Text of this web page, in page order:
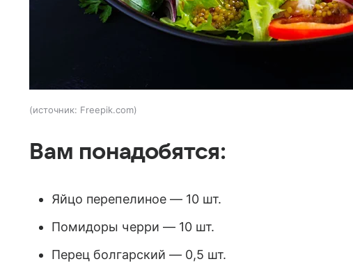
источник: Freepik.com
Вам понадобятся:
Яйцо перепелиное — 10 шт.
Помидоры черри — 10 шт.
Перец болгарский — 0,5 шт.